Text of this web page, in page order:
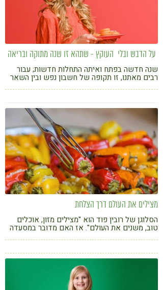
על הדבש ובלי העוקץ - שתהא זו שנה מתוקה ובריאה
שנה חדשה בפתח ואיתה התחלות חדשות; עבור
רבים מאתנו, זו תקופה של חשבון נפש ובין השאר
אותנו צעד אחד קדימה לקראת שינוי תזונתי
מצילים את העולם דרך הצלחת
הסלוגן של רובין פוד הוא "מצילים מזון, אוכלים
טוב, משנים את העולם". אז האם מדובר במסעדה